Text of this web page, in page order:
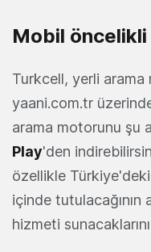
Mobil öncelikli
Turkcell, yerli
yaani.com.tr
arama motorunu şu
Play'den
özellikle Türkiye'deki
içinde tutulacağının
hizmeti